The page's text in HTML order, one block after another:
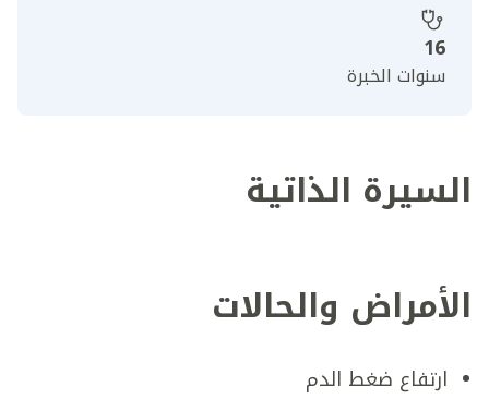
16
سنوات الخبرة
السيرة الذاتية
الأمراض والحالات
ارتفاع ضغط الدم